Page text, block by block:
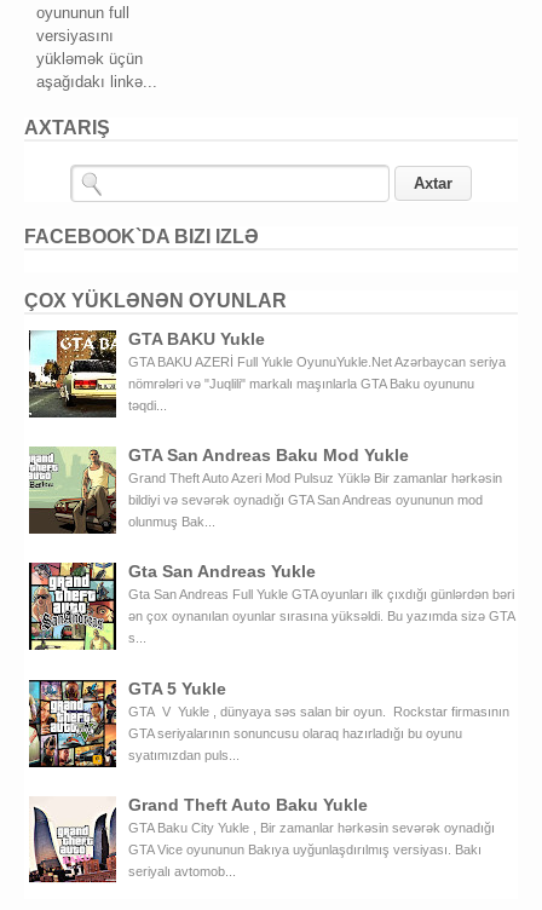
oyununun full
versiyasını
yükləmək üçün
aşağıdakı linkə...
AXTARIŞ
FACEBOOK`DA BIZI IZLƏ
ÇOX YÜKLƏNƏN OYUNLAR
GTA BAKU Yukle
GTA BAKU AZERİ Full Yukle OyunuYukle.Net Azərbaycan seriya
nömrələri və "Juqlili" markalı maşınlarla GTA Baku oyununu
təqdi...
GTA San Andreas Baku Mod Yukle
Grand Theft Auto Azeri Mod Pulsuz Yüklə Bir zamanlar hərkəsin
bildiyi və sevərək oynadığı GTA San Andreas oyununun mod
olunmuş Bak...
Gta San Andreas Yukle
Gta San Andreas Full Yukle GTA oyunları ilk çıxdığı günlərdən bəri
ən çox oynanılan oyunlar sırasına yüksəldi. Bu yazımda sizə GTA
s...
GTA 5 Yukle
GTA V Yukle , dünyaya səs salan bir oyun. Rockstar firmasının
GTA seriyalarının sonuncusu olaraq hazırladığı bu oyunu
syatımızdan puls...
Grand Theft Auto Baku Yukle
GTA Baku City Yukle , Bir zamanlar hərkəsin sevərək oynadığı
GTA Vice oyununun Bakıya uyğunlaşdırılmış versiyası. Bakı
seriyalı avtomob...